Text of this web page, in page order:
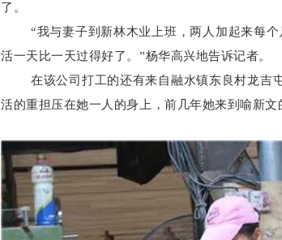
了。
“我与妻子到新林木业上班，两人加起来每个
活一天比一天过得好了。”杨华高兴地告诉记者。
在该公司打工的还有来自融水镇东良村龙吉
活的重担压在她一人的身上，前几年她来到喻新